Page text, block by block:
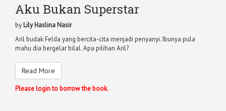
Aku Bukan Superstar
by Lily Haslina Nasir
Aril budak Felda yang bercita-cita menjadi penyanyi. Ibunya pula
mahu dia bergelar bilal. Apa pilihan Aril?
Read More
Please login to borrow the book.